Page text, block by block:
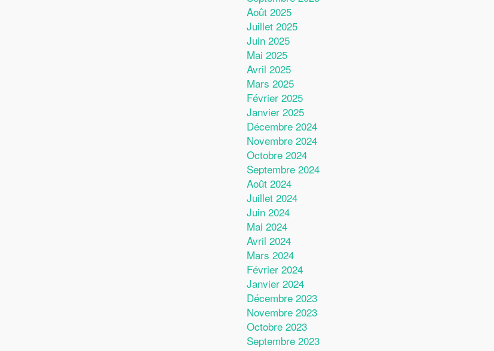
Août 2025
Juillet 2025
Juin 2025
Mai 2025
Avril 2025
Mars 2025
Février 2025
Janvier 2025
Décembre 2024
Novembre 2024
Octobre 2024
Septembre 2024
Août 2024
Juillet 2024
Juin 2024
Mai 2024
Avril 2024
Mars 2024
Février 2024
Janvier 2024
Décembre 2023
Novembre 2023
Octobre 2023
Septembre 2023